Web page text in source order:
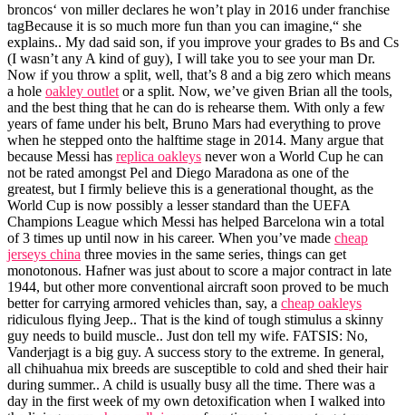
broncos‘ von miller declares he won’t play in 2016 under franchise
tagBecause it is so much more fun than you can imagine,“ she
explains.. My dad said son, if you improve your grades to Bs and Cs
(I wasn’t any A kind of guy), I will take you to see your man Dr.
Now if you throw a split, well, that’s 8 and a big zero which means
a hole oakley outlet or a split. Now, we’ve given Brian all the tools,
and the best thing that he can do is rehearse them. With only a few
years of fame under his belt, Bruno Mars had everything to prove
when he stepped onto the halftime stage in 2014. Many argue that
because Messi has replica oakleys never won a World Cup he can
not be rated amongst Pel and Diego Maradona as one of the
greatest, but I firmly believe this is a generational thought, as the
World Cup is now possibly a lesser standard than the UEFA
Champions League which Messi has helped Barcelona win a total
of 3 times up until now in his career. When you’ve made cheap
jerseys china three movies in the same series, things can get
monotonous. Hafner was just about to score a major contract in late
1944, but other more conventional aircraft soon proved to be much
better for carrying armored vehicles than, say, a cheap oakleys
ridiculous flying Jeep.. That is the kind of tough stimulus a skinny
guy needs to build muscle.. Just don tell my wife. FATSIS: No,
Vanderjagt is a big guy. A success story to the extreme. In general,
all chihuahua mix breeds are susceptible to cold and shed their hair
during summer.. A child is usually busy all the time. There was a
day in the first week of my own detoxification when I walked into